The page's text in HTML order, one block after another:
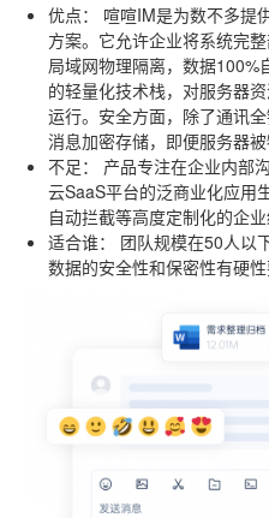
优点： 喧喧IM是为数不多提
方案。它允许企业将系统完
局域网物理隔离，数据
的轻量化技术栈，对服务器
运行。安全方面，除了通讯
消息加密存储，即便服务器
不足：
产品专注在企业内部
云SaaS平台的泛商业化应用
自动拦截等高度定制化的企业
适合谁：
团队规模在50人以
数据的安全性和保密性有硬